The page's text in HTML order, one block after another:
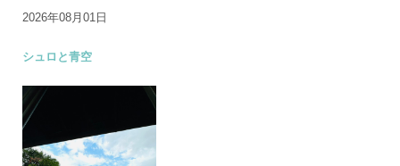
2026年08月01日
シュロと青空